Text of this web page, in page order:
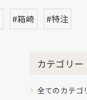
#箱崎 #特注
カテゴリー
全てのカテゴ